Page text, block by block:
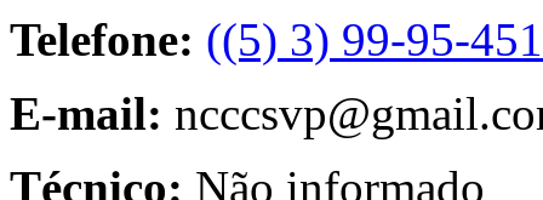
Telefone: ((5) 3) 99-95-
E-mail:
Técnico: Não informado